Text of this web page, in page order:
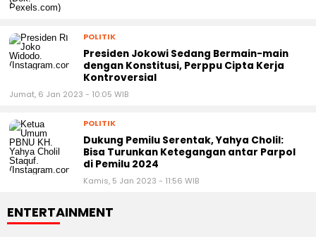
POLITIK
Presiden Jokowi Sedang Bermain-main
dengan Konstitusi, Perppu Cipta Kerja
Kontroversial
Jumat, 6 Jan 2023 - 10:05 WIB
POLITIK
Dukung Pemilu Serentak, Yahya Cholil:
Bisa Turunkan Ketegangan antar Parpol
di Pemilu 2024
Kamis, 5 Jan 2023 - 11:56 WIB
ENTERTAINMENT